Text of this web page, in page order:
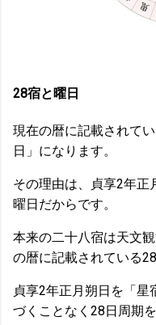
28宿と曜日
現在の暦に記載されて
日」になります。
その理由は、貞享2年正
曜日だからです。
本来の二十八宿は天文
の暦に記載されている
貞享2年正月朔日を「
づくことなく28日周期